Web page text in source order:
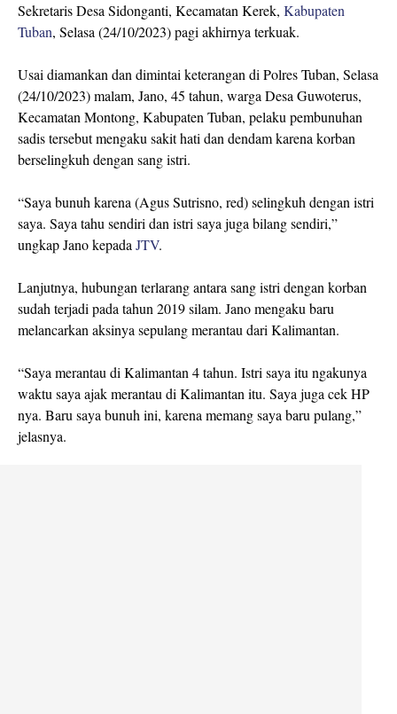
Sekretaris Desa Sidonganti, Kecamatan Kerek, Kabupaten
Tuban, Selasa (24/10/2023) pagi akhirnya terkuak.
Usai diamankan dan dimintai keterangan di Polres Tuban, Selasa
(24/10/2023) malam, Jano, 45 tahun, warga Desa Guwoterus,
Kecamatan Montong, Kabupaten Tuban, pelaku pembunuhan
sadis tersebut mengaku sakit hati dan dendam karena korban
berselingkuh dengan sang istri.
“Saya bunuh karena (Agus Sutrisno, red) selingkuh dengan istri
saya. Saya tahu sendiri dan istri saya juga bilang sendiri,”
ungkap Jano kepada JTV.
Lanjutnya, hubungan terlarang antara sang istri dengan korban
sudah terjadi pada tahun 2019 silam. Jano mengaku baru
melancarkan aksinya sepulang merantau dari Kalimantan.
“Saya merantau di Kalimantan 4 tahun. Istri saya itu ngakunya
waktu saya ajak merantau di Kalimantan itu. Saya juga cek HP
nya. Baru saya bunuh ini, karena memang saya baru pulang,”
jelasnya.